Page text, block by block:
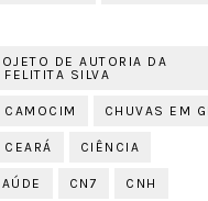
DE AUTORIA DA
FELITITA SILVA
CHUVAS EM
CIÊNCIA
CN7 CNH